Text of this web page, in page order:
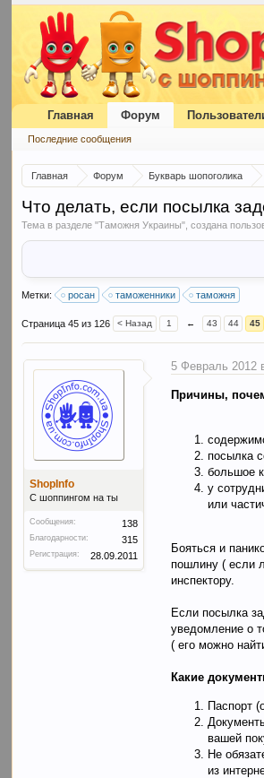
Главная Форум Букварь шопоголика
Что делать, если посылка
Тема в разделе "Таможня Украины", создана
Метки: росан таможенники таможня
Страница 45 из 126 < Назад 1 ← 43 44 45
ShopInfo
C шоппингом на ты
Сообщения: 138
Благодарности: 315
Регистрация: 28.09.2011
5 Февраль 2012
Причины,
посылка
большое
у
или
Бояться и
пошлину ( если
инспектору.
Если посылка
уведомление о
( его можно
Какие
Паспорт
вашей
Не
из
Главная Форум
Последние сообщения